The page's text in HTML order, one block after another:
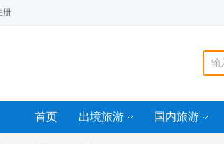
册
首页 出境旅游 国内旅游